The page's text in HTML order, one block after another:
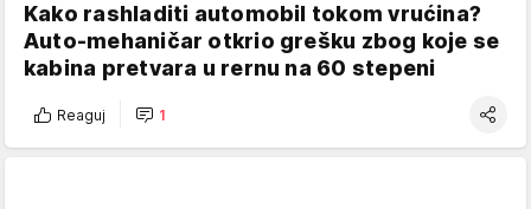
Kako rashladiti automobil tokom vrućina?
Auto-mehaničar otkrio grešku zbog koje se
kabina pretvara u rernu na 60 stepeni
Reaguj 1